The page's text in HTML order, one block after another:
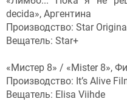
decida», Аргентина
Производство: Star
Вещатель: Star+
«Мистер 8» / «Mister 8»,
Производство: It’s Alive
Вещатель: Elisa Viihde